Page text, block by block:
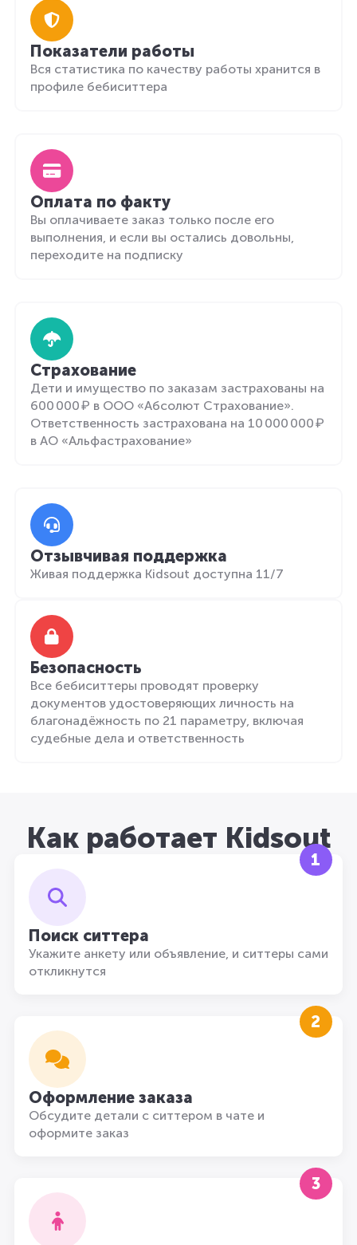
Показатели работы
Вся статистика по качеству работы хранится в
профиле бебиситтера
Оплата по факту
Вы оплачиваете заказ только после его
выполнения, и если вы остались довольны,
переходите на подписку
Страхование
Дети и имущество по заказам застрахованы на
600 000 ₽ в ООО «Абсолют Страхование».
Ответственность застрахована на 10 000 000 ₽
в АО «Альфастрахование»
Отзывчивая поддержка
Живая поддержка Kidsout доступна 11/7
Безопасность
Все бебиситтеры проводят проверку
документов удостоверяющих личность на
благонадёжность по 21 параметру, включая
судебные дела и ответственность
Как работает Kidsout
1
Поиск ситтера
Укажите анкету или объявление, и ситтеры сами
откликнутся
2
Оформление заказа
Обсудите детали с ситтером в чате и
оформите заказ
3